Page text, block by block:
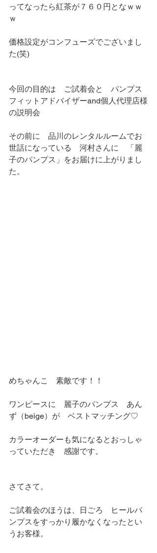
ってなったら紅茶が７６０円となｗｗ
ｗ
価格設定がコンフューズでございまし
た(笑)
今回の目的は　ご試着会と　パンプス
フィットアドバイザーand個人代理店様
の説明会
その前に　品川のレンタルルームでお
世話になっている　河村さんに　「麗
子のパンプス」をお届けに上がりまし
た。
めちゃんこ　素敵です！！
ワンピースに　麗子のパンプス　あん
ず（beige）が　ベストマッチング♡
カラーオーダーも気になるとおっしゃ
っていただき　感謝です。
さてさて。
ご試着会のほうは、日ごろ　ヒールパ
ンプスをすっかり履かなくなったとい
うお客様。